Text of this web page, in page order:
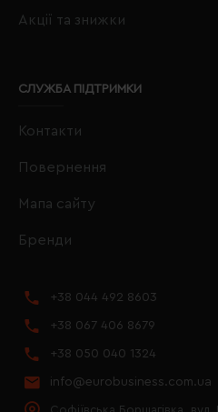
Акції та знижки
СЛУЖБА ПІДТРИМКИ
Контакти
Повернення
Мапа сайту
Бренди
+38 044 492 8603
+38 067 406 8679
+38 050 040 1324
info@eurobusiness.com.ua